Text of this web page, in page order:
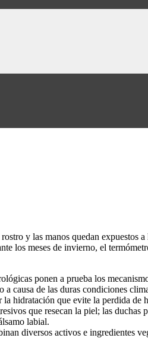
y las manos quedan
los meses de invierno, el
ponen a prueba los
causa de las duras condiciones
hidratación que evite la perdida
que resecan la piel; las
labial.
diversos activos e ingredientes